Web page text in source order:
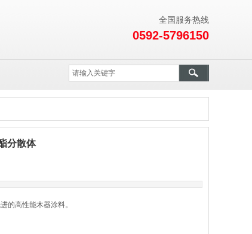
全国服务热线
0592-5796150
分散体
的高性能木器涂料。